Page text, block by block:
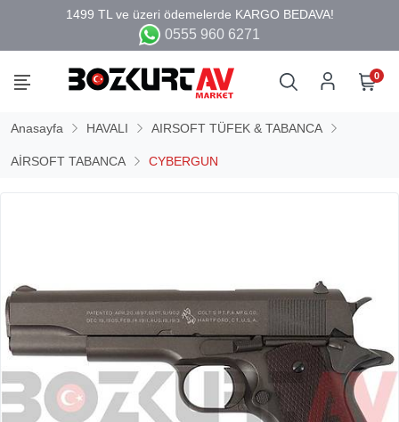
0555 960 6271
0
Anasayfa HAVALI AIRSOFT TÜFEK & TABANCA
AİRSOFT TABANCA CYBERGUN